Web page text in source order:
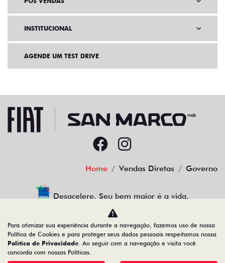
INSTITUCIONAL
AGENDE UM TEST DRIVE
Home Vendas Diretas Governo
Desacelere. Seu bem maior é a vida.
22.204.101/0001-17
Para otimizar sua experiência durante a navegação, fazemos uso de nossa
Política de Cookies e para proteger seus dados pessoais respeitamos nossa
Política de Privacidade. Ao seguir com a navegação e visita você
concorda com nossas Políticas.